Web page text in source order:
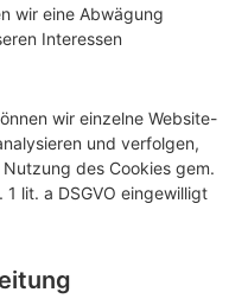
wir eine Abwägung
Interessen
wir einzelne Website-
und verfolgen,
des Cookies gem.
lit. a DSGVO eingewilligt